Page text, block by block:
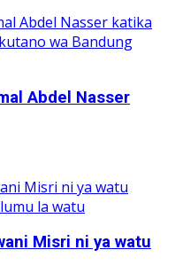
Abdel Nasser
Misri ni ya watu